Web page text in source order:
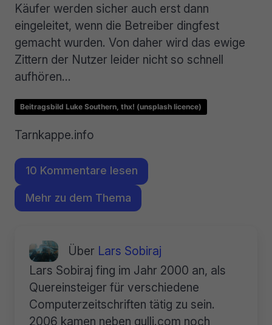
Käufer werden sicher auch erst dann
eingeleitet, wenn die Betreiber dingfest
gemacht wurden. Von daher wird das ewige
Zittern der Nutzer leider nicht so schnell
aufhören…
Beitragsbild Luke Southern, thx! (unsplash licence)
Tarnkappe.info
10 Kommentare lesen
Mehr zu dem Thema
Über Lars Sobiraj
Lars Sobiraj fing im Jahr 2000 an, als
Quereinsteiger für verschiedene
Computerzeitschriften tätig zu sein.
2006 kamen neben gulli.com noch